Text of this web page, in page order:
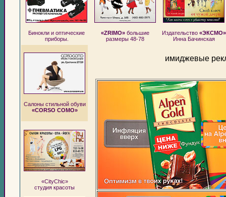
Бинокли и оптические
приборы.
«ZRIMO» большие
размеры 48-78
Издательство «ЭКСМО»
Инна Бачинская
Салоны стильной обуви
«CORSO COMO»
имиджевые
«CityChic»
студия красоты